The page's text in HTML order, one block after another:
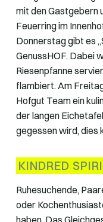
mit den Gastgebern
Feuerring im
Donnerstag gibt es
GenussHOF. Dabei
Riesenpfanne
flambiert. Am
Hofgut Team ein
der langen
gegessen wird, dies
KINDRED
Ruhesuchende,
oder
haben. Das